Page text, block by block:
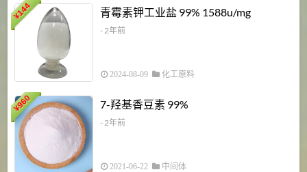
¥
144 青霉素钾工业盐 99% 1588u/mg
- 2年前
2024-08-09 化工原料
¥
960 7-羟基香豆素 99%
- 2年前
2021-06-22 中间体